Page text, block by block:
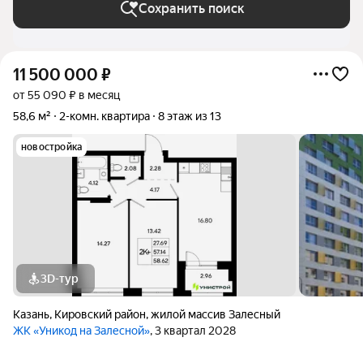
Сохранить поиск
11 500 000 ₽
от 55 090 ₽ в месяц
58,6 м²
2-комн. квартира 8 этаж из 13
новостройка
3D-тур
Казань, Кировский район,жилой массив Залесный
ЖК «Уникод на Залесной», 3 квартал 2028